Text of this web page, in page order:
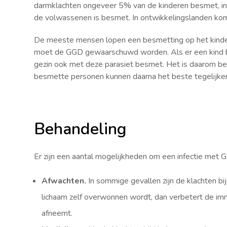
darmklachten ongeveer 5% van de kinderen besmet,
de volwassenen is besmet. In ontwikkelingslanden
De meeste mensen lopen een besmetting op het
moet de GGD gewaarschuwd worden. Als er een
gezin ook met deze parasiet besmet. Het is daarom
besmette personen kunnen daarna het beste
Behandeling
Er zijn een aantal mogelijkheden om een infectie met
Afwachten. In sommige gevallen zijn de klachten
lichaam zelf overwonnen wordt, dan verbetert de
afneemt.